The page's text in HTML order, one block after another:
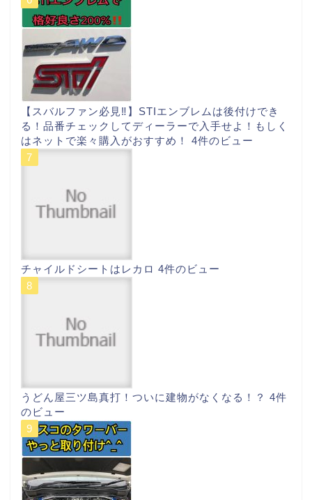
【スバルファン必見‼︎】STIエンブレムは後付けでき
る！品番チェックしてディーラーで入手せよ！もしく
はネットで楽々購入がおすすめ！ 4件のビュー
チャイルドシートはレカロ 4件のビュー
うどん屋三ツ島真打！ついに建物がなくなる！？ 4件
のビュー